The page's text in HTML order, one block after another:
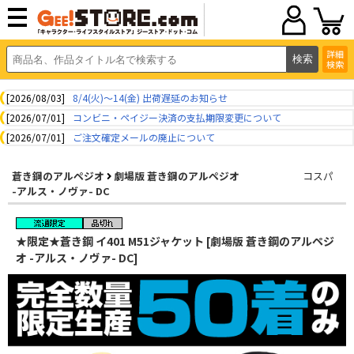
詳細
検索
[2026/08/03]
8/4(火)～14(金) 出荷遅延のお知らせ
[2026/07/01]
コンビニ・ペイジー決済の支払期限変更について
[2026/07/01]
ご注文確定メールの廃止について
蒼き鋼のアルペジオ
劇場版 蒼き鋼のアルペジオ
-アルス・ノヴァ- DC
コスパ
★限定★蒼き鋼 イ401 M51ジャケット [劇場版 蒼き鋼のアルペジ
オ -アルス・ノヴァ- DC]